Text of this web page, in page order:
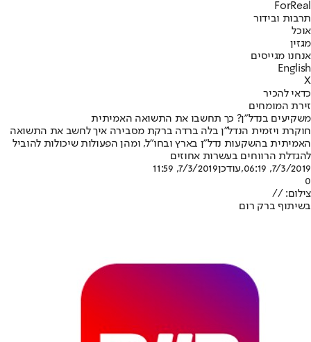
ForReal
תרבות ובידור
אוכל
מגזין
אנחנו מגייסים
English
X
כדאי להכיר
זירת המומחים
משקיעים בנדל”ן? כך תחשבו את התשואה האמיתית
חוקרת ויזמית הנדל"ן בלה ברדה ברקת מסבירה איך לחשב את התשואה
האמיתית בהשקעות נדל"ן בארץ ובחו"ל, ומהן הפעולות שיכולות להוביל
להגדלת הרווחים בעשרות אחוזים
7/3/2019, 06:19
,עודכן7/3/2019, 11:59
0
צילום: //
בשיתוף ברק רום